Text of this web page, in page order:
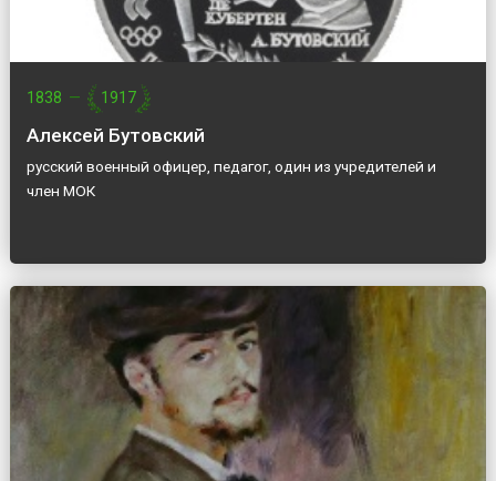
1838 — 1917
Алексей Бутовский
русский военный офицер, педагог, один из учредителей и
член МОК